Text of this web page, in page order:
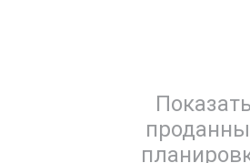
Показать